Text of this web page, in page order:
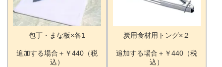
包丁・まな板×各1
追加する場合＋￥440（税
込）
炭用食材用トング×２
追加する場合＋￥440（税
込）